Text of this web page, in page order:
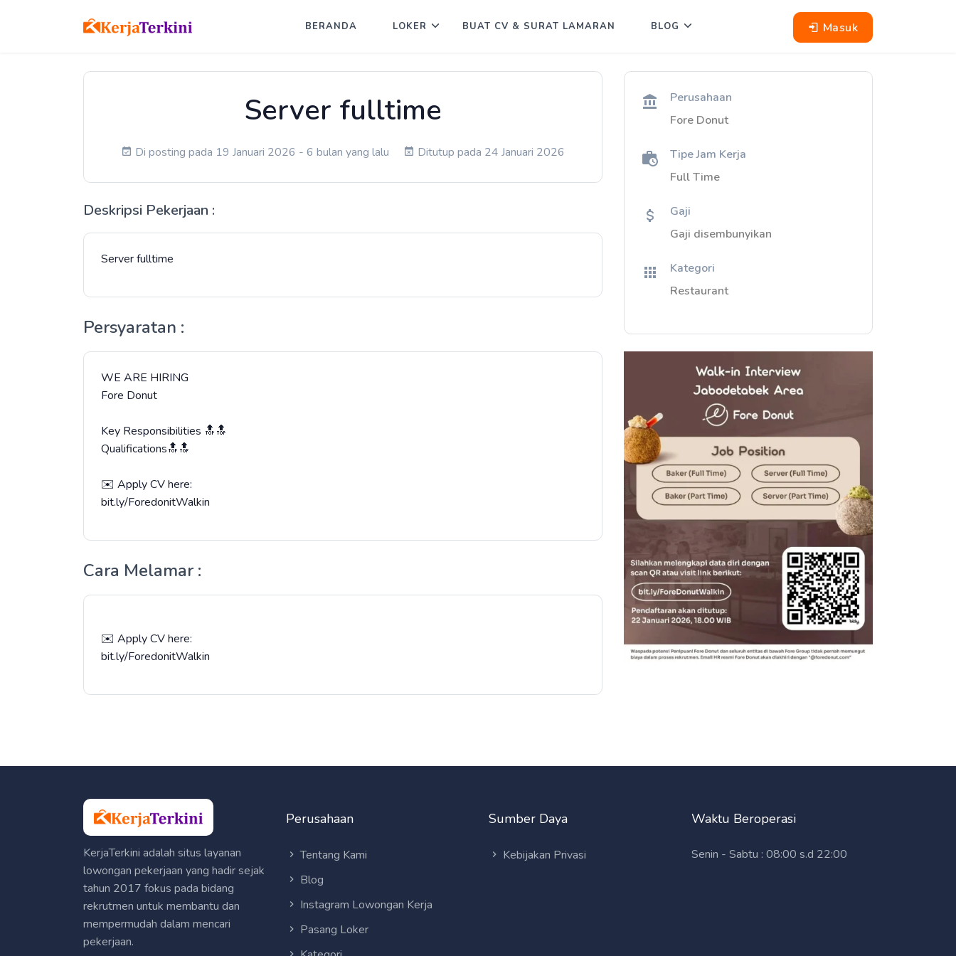
Masuk
BERANDA LOKER BUAT CV & SURAT LAMARAN BLOG
Server fulltime
Di posting pada 19 Januari 2026 - 6 bulan yang lalu Ditutup pada 24 Januari 2026
Deskripsi Pekerjaan :
Server fulltime
Persyaratan :
WE ARE HIRING
Fore Donut
Key Responsibilities 🔝🔝
Qualifications🔝🔝
✉️ Apply CV here:
bit.ly/ForedonitWalkin
Cara Melamar :
✉️ Apply CV here:
bit.ly/ForedonitWalkin
Perusahaan
Fore Donut
Tipe Jam Kerja
Full Time
Gaji
Gaji disembunyikan
Kategori
Restaurant
KerjaTerkini adalah situs layanan
lowongan pekerjaan yang hadir sejak
tahun 2017 fokus pada bidang
rekrutmen untuk membantu dan
mempermudah dalam mencari
pekerjaan.
Perusahaan
Tentang Kami
Blog
Instagram Lowongan Kerja
Pasang Loker
Sumber Daya
Kebijakan Privasi
Waktu Beroperasi
Senin - Sabtu : 08:00 s.d 22:00